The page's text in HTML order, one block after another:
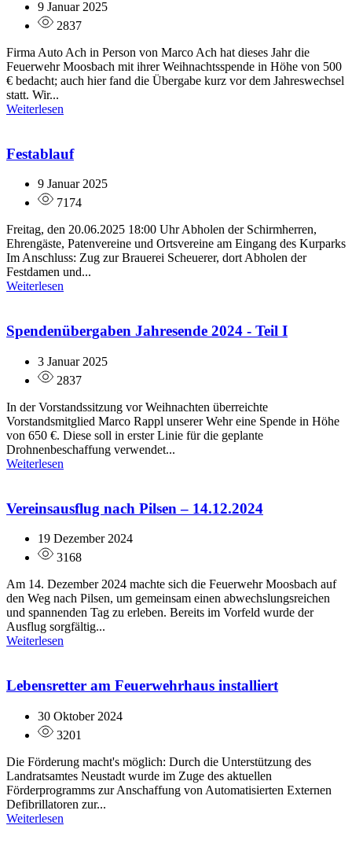
9 Januar 2025
2837
Firma Auto Ach in Person von Marco Ach hat dieses Jahr die
Feuerwehr Moosbach mit ihrer Weihnachtsspende in Höhe von 500
€ bedacht; auch hier fand die Übergabe kurz vor dem Jahreswechsel
statt. Wir...
Weiterlesen
Festablauf
9 Januar 2025
7174
Freitag, den 20.06.2025 18:00 Uhr Abholen der Schirmherren,
Ehrengäste, Patenvereine und Ortsvereine am Eingang des Kurparks
Im Anschluss: Zug zur Brauerei Scheuerer, dort Abholen der
Festdamen und...
Weiterlesen
Spendenübergaben Jahresende 2024 - Teil I
3 Januar 2025
2837
In der Vorstandssitzung vor Weihnachten überreichte
Vorstandsmitglied Marco Rappl unserer Wehr eine Spende in Höhe
von 650 €. Diese soll in erster Linie für die geplante
Drohnenbeschaffung verwendet...
Weiterlesen
Vereinsausflug nach Pilsen – 14.12.2024
19 Dezember 2024
3168
Am 14. Dezember 2024 machte sich die Feuerwehr Moosbach auf
den Weg nach Pilsen, um gemeinsam einen abwechslungsreichen
und spannenden Tag zu erleben. Bereits im Vorfeld wurde der
Ausflug sorgfältig...
Weiterlesen
Lebensretter am Feuerwehrhaus installiert
30 Oktober 2024
3201
Die Förderung macht's möglich: Durch die Unterstützung des
Landratsamtes Neustadt wurde im Zuge des aktuellen
Förderprogramms zur Anschaffung von Automatisierten Externen
Defibrillatoren zur...
Weiterlesen